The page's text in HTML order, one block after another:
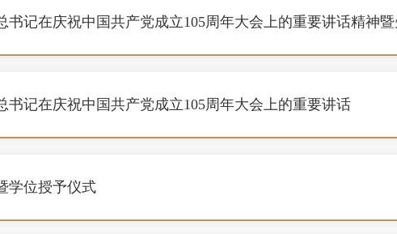
书记在庆祝中国共产党成立105周年大会上的重要讲话精神
书记在庆祝中国共产党成立105周年大会上的重要讲话
学位授予仪式